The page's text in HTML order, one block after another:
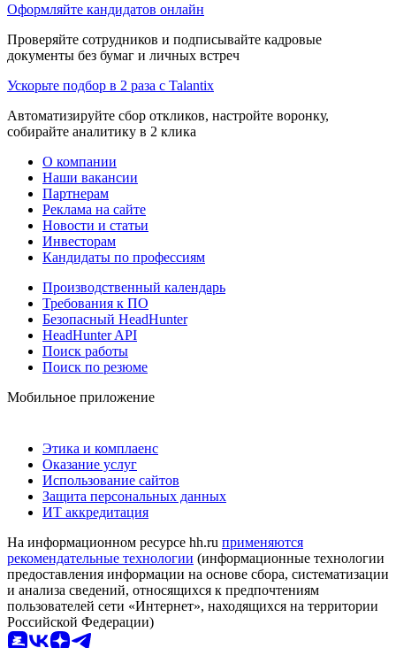
Оформляйте кандидатов онлайн
Проверяйте сотрудников и подписывайте кадровые
документы без бумаг и личных встреч
Ускорьте подбор в 2 раза с Talantix
Автоматизируйте сбор откликов, настройте воронку,
собирайте аналитику в 2 клика
О компании
Наши вакансии
Партнерам
Реклама на сайте
Новости и статьи
Инвесторам
Кандидаты по профессиям
Производственный календарь
Требования к ПО
Безопасный HeadHunter
HeadHunter API
Поиск работы
Поиск по резюме
Мобильное приложение
Этика и комплаенс
Оказание услуг
Использование сайтов
Защита персональных данных
ИТ аккредитация
На информационном ресурсе hh.ru применяются
рекомендательные технологии (информационные технологии
предоставления информации на основе сбора, систематизации
и анализа сведений, относящихся к предпочтениям
пользователей сети «Интернет», находящихся на территории
Российской Федерации)